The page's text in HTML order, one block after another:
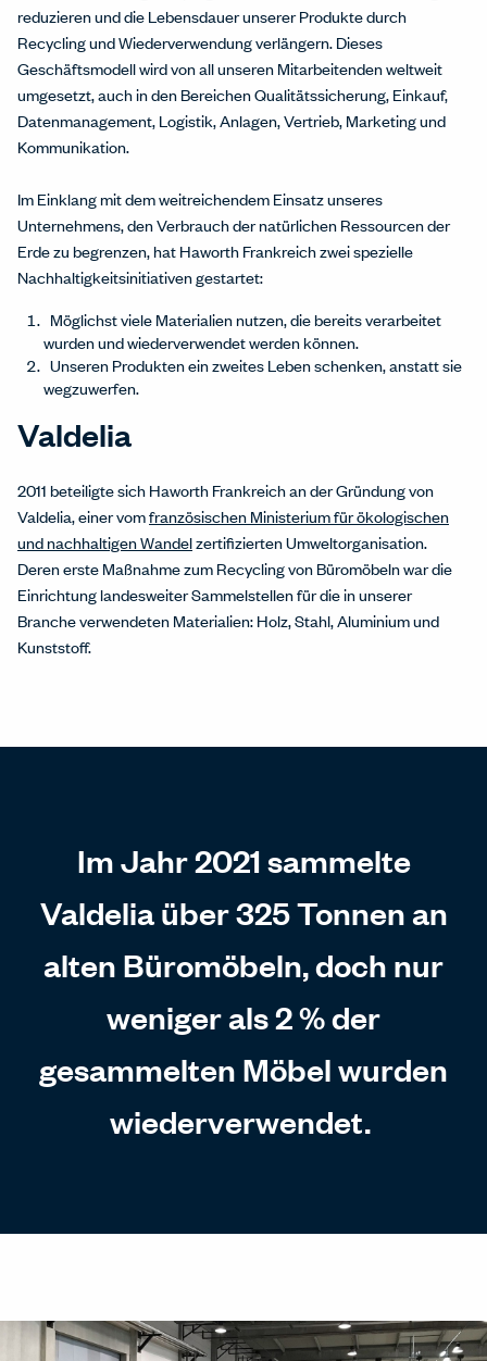
reduzieren und die Lebensdauer unserer Produkte durch
Recycling und Wiederverwendung verlängern. Dieses
Geschäftsmodell wird von all unseren Mitarbeitenden weltweit
umgesetzt, auch in den Bereichen Qualitätssicherung, Einkauf,
Datenmanagement, Logistik, Anlagen, Vertrieb, Marketing und
Kommunikation.
Im Einklang mit dem weitreichendem Einsatz unseres
Unternehmens, den Verbrauch der natürlichen Ressourcen der
Erde zu begrenzen, hat Haworth Frankreich zwei spezielle
Nachhaltigkeitsinitiativen gestartet:
Möglichst viele Materialien nutzen, die bereits verarbeitet
wurden und wiederverwendet werden können.
Unseren Produkten ein zweites Leben schenken, anstatt sie
wegzuwerfen.
Valdelia
2011 beteiligte sich Haworth Frankreich an der Gründung von
Valdelia, einer vomfranzösischen Ministerium für ökologischen
und nachhaltigen Wandelzertifizierten Umweltorganisation.
Deren erste Maßnahme zum Recycling von Büromöbeln war die
Einrichtung landesweiter Sammelstellen für die in unserer
Branche verwendeten Materialien: Holz, Stahl, Aluminium und
Kunststoff.
Im Jahr 2021 sammelte
Valdelia über 325 Tonnen an
alten Büromöbeln, doch nur
weniger als 2 % der
gesammelten Möbel wurden
wiederverwendet.